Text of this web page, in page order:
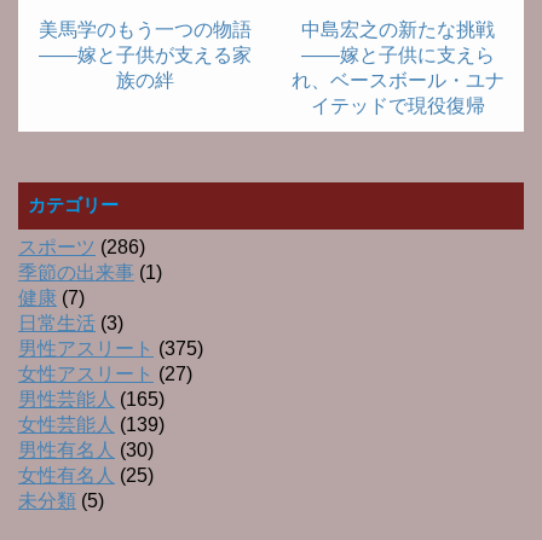
美馬学のもう一つの物語
――嫁と子供が支える家
族の絆
中島宏之の新たな挑戦
――嫁と子供に支えら
れ、ベースボール・ユナ
イテッドで現役復帰
カテゴリー
スポーツ (286)
季節の出来事 (1)
健康 (7)
日常生活 (3)
男性アスリート (375)
女性アスリート (27)
男性芸能人 (165)
女性芸能人 (139)
男性有名人 (30)
女性有名人 (25)
未分類 (5)